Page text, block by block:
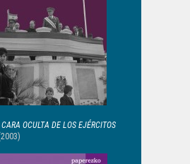
OCULTA DE LOS EJÉRCITOS